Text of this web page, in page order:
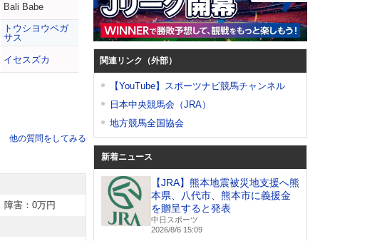
Bali Babe
トウシヨウペガ
サス
イセスズカ
他の質問をしてみる
障害：0万円
関連リンク（外部）
【YouTube】スポーツナビ競馬チャンネル
日本中央競馬会（JRA）
地方競馬全国協会
新着ニュース
【JRA】熊本地震被災地支援へ熊
本県、八代市、熊本市に義援金
を贈呈すると発表
中日スポーツ
2026/8/6 15:09